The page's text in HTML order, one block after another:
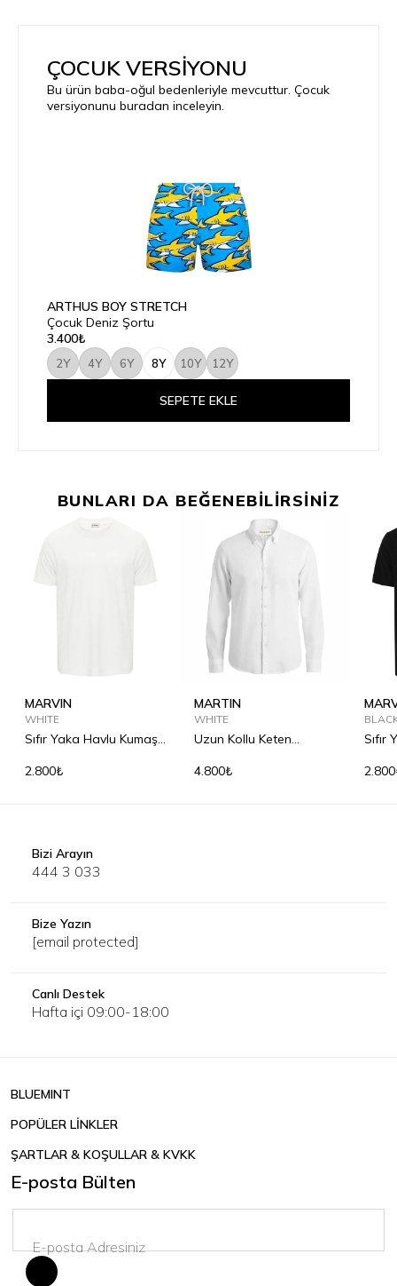
ÇOCUK VERSİYONU
Bu ürün baba-oğul bedenleriyle mevcuttur. Çocuk
versiyonunu buradan inceleyin.
ARTHUS BOY STRETCH
Çocuk Deniz Şortu
3.400₺
2Y 4Y 6Y 8Y 10Y 12Y
SEPETE EKLE
BUNLARI DA BEĞENEBİLİRSİNİZ
MARVIN
WHITE
Sıfır Yaka Havlu Kumaş
2.800₺
MARTIN
WHITE
Uzun Kollu Keten
4.800₺
Sıfır
Bizi Arayın
444 3 033
Bize Yazın
[email protected]
Canlı Destek
Hafta içi 09:00-18:00
BLUEMINT
POPÜLER LİNKLER
ŞARTLAR & KOŞULLAR & KVKK
E-posta Bülten